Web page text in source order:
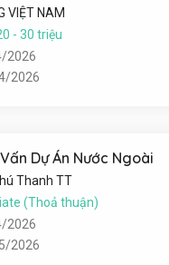
VIỆT NAM
- 30 triệu
2026
2026
Dự Án Nước Ngoài
Thanh TT
(Thoả thuận)
2026
2026